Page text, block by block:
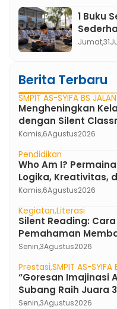
1 Buku
Jumat,31
Berita Terbaru
SMPIT AS-SYIFA BS
Mengheningkan
dengan Silent
Bahasa Indonesia di
Kamis,6Agustus2026
Pendidikan
Who Am I?
Logika, Kreativitas,
SMPIT As-Syifa
Kamis,6Agustus2026
Kegiatan Literasi
Silent Reading:
Pemahaman Membaca atau
Tanpa Kata ?
Senin,3Agustus2026
Prestasi SMPIT AS-SYIFA
“Goresan Imajinasi
Subang Raih Juara
FLS3N Jawa Barat
Senin,3Agustus2026